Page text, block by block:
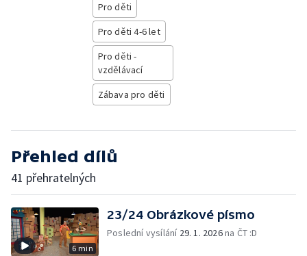
Pro děti
Pro děti 4-6 let
Pro děti -
vzdělávací
Zábava pro děti
Přehled dílů
41 přehratelných
6 min
23/24 Obrázkové písmo
Poslední vysílání 29. 1. 2026na ČT :D